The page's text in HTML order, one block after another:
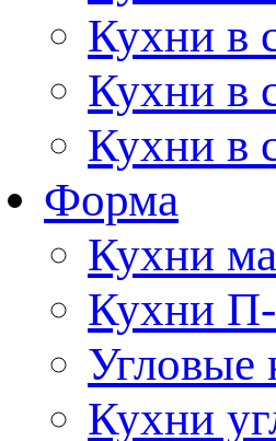
Кухни в
Кухни в
Кухни в
Форма
Кухни
Кухни
Угловые
Кухни